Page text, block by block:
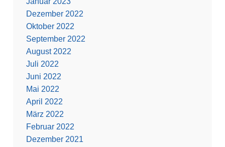
Dezember 2022
Oktober 2022
September 2022
August 2022
Juli 2022
Juni 2022
Mai 2022
April 2022
März 2022
Februar 2022
Dezember 2021